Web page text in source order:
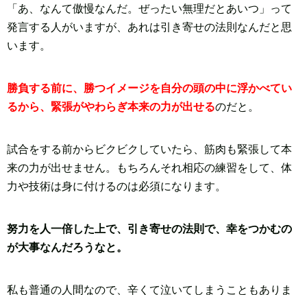
「あ、なんて傲慢なんだ。ぜったい無理だとあいつ」って
発言する人がいますが、あれは引き寄せの法則なんだと思
います。
勝負する前に、勝つイメージを自分の頭の中に浮かべてい
るから、緊張がやわらぎ本来の力が出せるのだと。
試合をする前からビクビクしていたら、筋肉も緊張して本
来の力が出せません。もちろんそれ相応の練習をして、体
力や技術は身に付けるのは必須になります。
努力を人一倍した上で、引き寄せの法則で、幸をつかむの
が大事なんだろうなと。
私も普通の人間なので、辛くて泣いてしまうこともありま